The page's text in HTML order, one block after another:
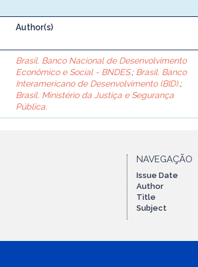
Author(s)
Brasil. Banco Nacional de Desenvolvimento
Econômico e Social - BNDES.; Brasil. Banco
Interamericano de Desenvolvimento (BID).;
Brasil. Ministério da Justiça e Segurança
Pública.
NAVEGAÇÃO
Issue Date
Author
Title
Subject